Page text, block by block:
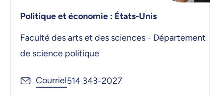
Politique et économie : États-Unis
Faculté des arts et des sciences - Département
de science politique
514 343-2027